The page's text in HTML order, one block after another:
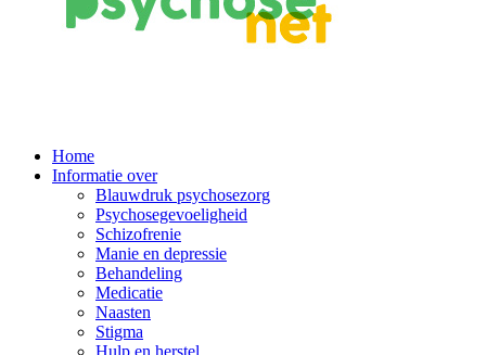
Main
Navigation
Home
Informatie over
Blauwdruk psychosezorg
Psychosegevoeligheid
Schizofrenie
Manie en depressie
Behandeling
Medicatie
Naasten
Stigma
Hulp en herstel